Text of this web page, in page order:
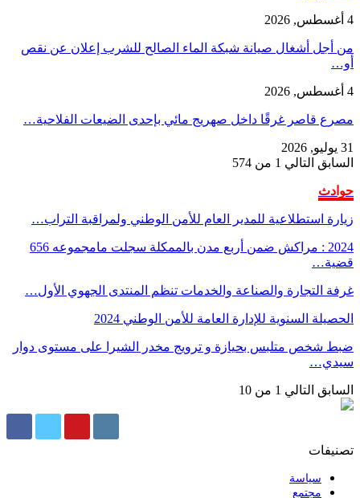
4 أغسطس, 2026
من أجل أشغال صيانة شبكة الماء الصالح للشرب إعلان عن نقص
أو…
4 أغسطس, 2026
مصرع قاصر غرقًا داخل صهريج مائي بإحدى الضيعات الفلاحية…
31 يوليو, 2026
السابق التالي 1 من 574
حوادث
زيارة استطلاعية للمدير العام للأمن الوطني ولمراقبة التراب…
2024 : مراكش ضمن أربع مدن بالممكلة سجلت مامجموعه 656
قضية…
غرفة التجارة والصناعة والخدمات تنظم المنتدى الجهوي الأول…
الحصيلة السنوية للإدارة العامة للأمن الوطني 2024
ضبط شخص متلبس بحيازة و ترويج مخدر الشيرا على مستوى دوار
سيدي…
السابق التالي 1 من 10
تصنيفات
سياسة
مجتمع